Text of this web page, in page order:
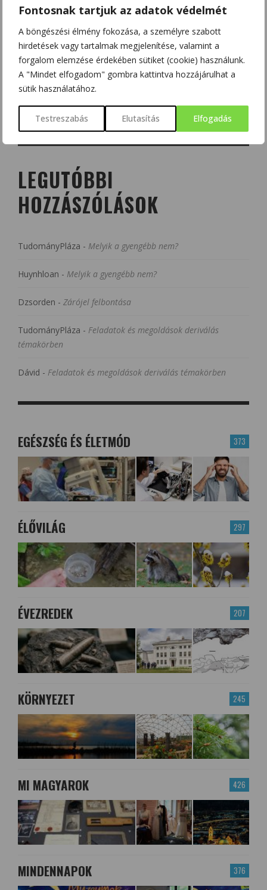
Fontosnak tartjuk az adatok védelmét
A böngészési élmény fokozása, a személyre szabott
hirdetések vagy tartalmak megjelenítése, valamint a
forgalom elemzése érdekében sütiket (cookie) használunk.
A "Mindet elfogadom" gombra kattintva hozzájárulhat a
sütik használatához.
Testreszabás Elutasítás Elfogadás
LEGUTÓBBI
HOZZÁSZÓLÁSOK
TudományPláza - Melyik a gyengébb nem?
Huynhloan - Melyik a gyengébb nem?
Dzsorden - Zárójel felbontása
TudományPláza - Feladatok és megoldások deriválás
témakörben
Dávid - Feladatok és megoldások deriválás témakörben
373
EGÉSZSÉG ÉS ÉLETMÓD
297
ÉLŐVILÁG
207
ÉVEZREDEK
245
KÖRNYEZET
426
MI MAGYAROK
376
MINDENNAPOK